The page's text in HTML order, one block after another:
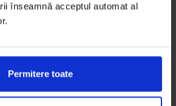
înseamnă acceptul automat al
Permitere toate